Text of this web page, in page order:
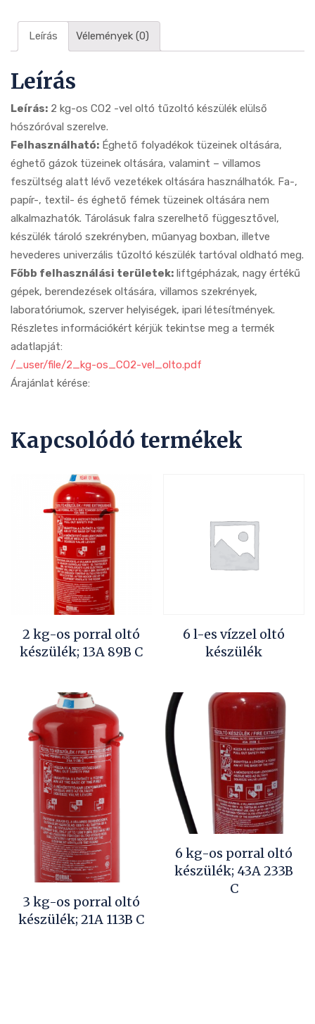
Leírás Vélemények (0)
Leírás
Leírás: 2 kg-os CO2 -vel oltó tűzoltó készülék elülső
hószóróval szerelve.
Felhasználható: Éghető folyadékok tüzeinek oltására,
éghető gázok tüzeinek oltására, valamint – villamos
feszültség alatt lévő vezetékek oltására használhatók. Fa-,
papír-, textil- és éghető fémek tüzeinek oltására nem
alkalmazhatók. Tárolásuk falra szerelhető függesztővel,
készülék tároló szekrényben, műanyag boxban, illetve
hevederes univerzális tűzoltó készülék tartóval oldható meg.
Főbb felhasználási területek: liftgépházak, nagy értékű
gépek, berendezések oltására, villamos szekrények,
laboratóriumok, szerver helyiségek, ipari létesítmények.
Részletes információkért kérjük tekintse meg a termék
adatlapját:
/_user/file/2_kg-os_CO2-vel_olto.pdf
Árajánlat kérése:
Kapcsolódó termékek
2 kg-os porral oltó
készülék; 13A 89B C
6 l-es vízzel oltó
készülék
3 kg-os porral oltó
készülék; 21A 113B C
6 kg-os porral oltó
készülék; 43A 233B
C